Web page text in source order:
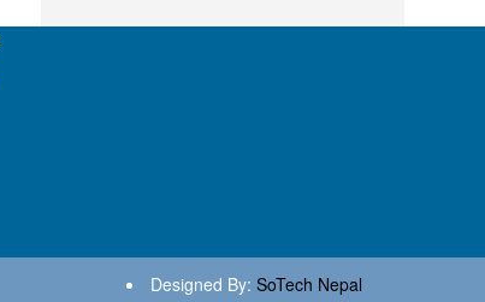
Designed By: SoTech Nepal